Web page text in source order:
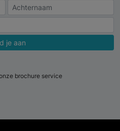
je aan
brochure service